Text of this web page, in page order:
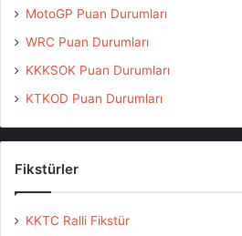
Etiketler Baja Baja Türkiye
MotoGP Puan Durumları
WRC Puan Durumları
KKKSOK Puan Durumları
KTKOD Puan Durumları
Fikstürler
KKTC Ralli Fikstür